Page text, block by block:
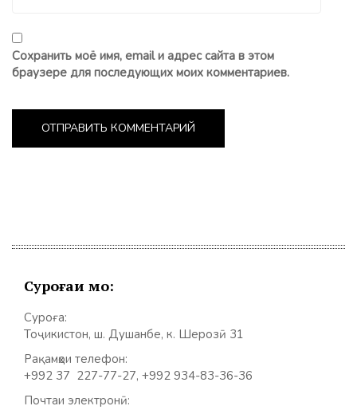
Сохранить моё имя, email и адрес сайта в этом
браузере для последующих моих комментариев.
Суроғаи мо:
Суроға:
Тоҷикистон, ш. Душанбе, к. Шерозӣ 31
Рақамҳои телефон:
+992 37 227-77-27, +992 934-83-36-36
Почтаи электронӣ: